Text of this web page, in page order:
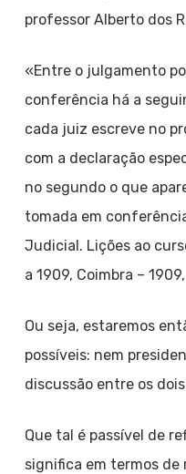
professor Alberto dos
«Entre o julgamento
conferência há a
cada juiz escreve no
com a declaração
no segundo o que
tomada em
Judicial. Lições ao
a 1909, Coimbra –
Ou seja, estaremos
possíveis: nem
discussão entre os
Que tal é passível de
significa em termos